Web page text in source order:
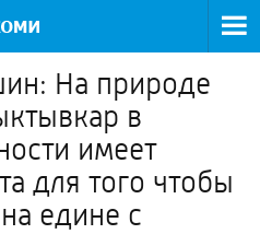
На природе
в
имеет
для того чтобы
едине с